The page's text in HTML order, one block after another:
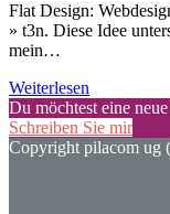
Flat Design:
» t3n. Diese Idee
mein…
Weiterlesen
Du möchtest eine
Schreiben Sie mir
Copyright pilacom ug